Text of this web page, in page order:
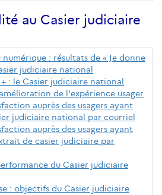
au Casier judiciaire
: résultats de « Je donne
judiciaire national
+ : le Casier judiciaire national
de l'expérience usager
auprès des usagers ayant
judiciaire national par courriel
auprès des usagers ayant
de casier judiciaire par
du Casier judiciaire
: objectifs du Casier judiciaire